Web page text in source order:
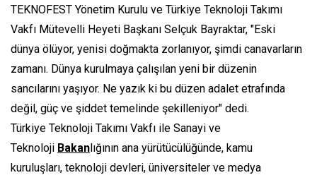
TEKNOFEST Yönetim Kurulu ve Türkiye Teknoloji Takımı
Vakfı Mütevelli Heyeti Başkanı Selçuk Bayraktar, "Eski
dünya ölüyor, yenisi doğmakta zorlanıyor, şimdi canavarların
zamanı. Dünya kurulmaya çalışılan yeni bir düzenin
sancılarını yaşıyor. Ne yazık ki bu düzen adalet etrafında
değil, güç ve şiddet temelinde şekilleniyor" dedi.
Türkiye Teknoloji Takımı Vakfı ile Sanayi ve
Teknoloji Bakan lığının ana yürütücülüğünde, kamu
kuruluşları, teknoloji devleri, üniversiteler ve medya